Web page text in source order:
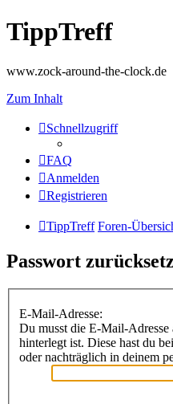
TippTreff
www.zock-around-the-clock.de
Zum Inhalt
Schnellzugriff
FAQ
Anmelden
Registrieren
TippTreff Foren-
Passwort
E-Mail-Adresse:
Du musst die E-Mail-
hinterlegt ist. Diese hast du
oder nachträglich in deinem